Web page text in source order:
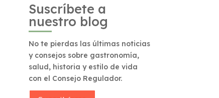
Suscríbete a
nuestro blog
No te pierdas las últimas noticias
y consejos sobre gastronomía,
salud, historia y estilo de vida
con el Consejo Regulador.